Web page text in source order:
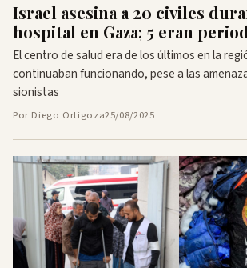
Israel asesina a 20 civiles
hospital en Gaza; 5 eran
El centro de salud era de los últimos en la
continuaban funcionando, pese a las
sionistas
Por Diego Ortigoza25/08/2025